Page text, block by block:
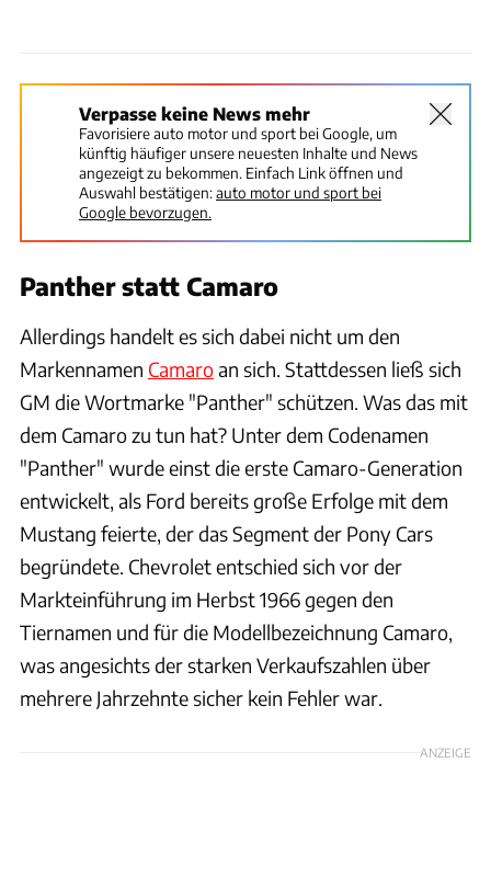
Verpasse keine News mehr
Favorisiere auto motor und sport bei Google, um
künftig häufiger unsere neuesten Inhalte und News
angezeigt zu bekommen. Einfach Link öffnen und
Auswahl bestätigen:auto motor und sport bei
Google bevorzugen.
Panther statt Camaro
Allerdings handelt es sich dabei nicht um den
Markennamen Camaroan sich. Stattdessen ließ sich
GM die Wortmarke "Panther" schützen. Was das mit
dem Camaro zu tun hat? Unter dem Codenamen
"Panther" wurde einst die erste Camaro-Generation
entwickelt, als Ford bereits große Erfolge mit dem
Mustang feierte, der das Segment der Pony Cars
begründete. Chevrolet entschied sich vor der
Markteinführung im Herbst 1966 gegen den
Tiernamen und für die Modellbezeichnung Camaro,
was angesichts der starken Verkaufszahlen über
mehrere Jahrzehnte sicher kein Fehler war.
ANZEIGE